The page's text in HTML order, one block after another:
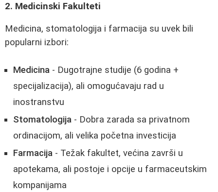
2. Medicinski Fakulteti
Medicina, stomatologija i farmacija su uvek bili
popularni izbori:
Medicina - Dugotrajne studije (6 godina +
specijalizacija), ali omogućavaju rad u
inostranstvu
Stomatologija - Dobra zarada sa privatnom
ordinacijom, ali velika početna investicija
Farmacija - Težak fakultet, većina završi u
apotekama, ali postoje i opcije u farmaceutskim
kompanijama